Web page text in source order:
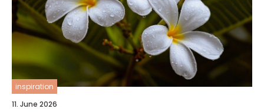
inspiration
11. June 2026